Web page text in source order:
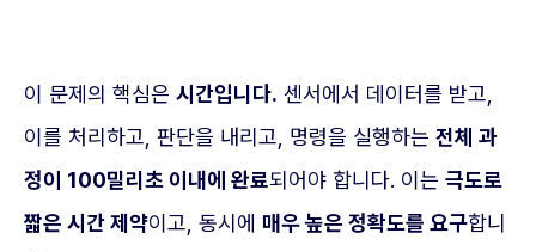
이 문제의 핵심은 시간입니다. 센서에서 데이터를 받고,
이를 처리하고, 판단을 내리고, 명령을 실행하는 전체 과
정이 100밀리초 이내에 완료되어야 합니다. 이는 극도로
짧은 시간 제약이고, 동시에 매우 높은 정확도를 요구합니